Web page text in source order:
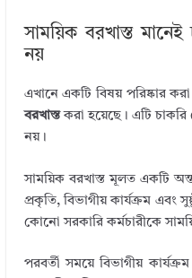
সাময়িক বরখাস্ত মানেই
নয়
এখানে একটি বিষয় পরিষ্কার
বরখাস্তকরা হয়েছে। এটি চাকরি
নয়।
সাময়িক বরখাস্ত মূলত একটি
প্রকৃতি, বিভাগীয় কার্যক্রম এবং
কোনো সরকারি কর্মচারীকে
পরবর্তী সময়ে বিভাগীয়